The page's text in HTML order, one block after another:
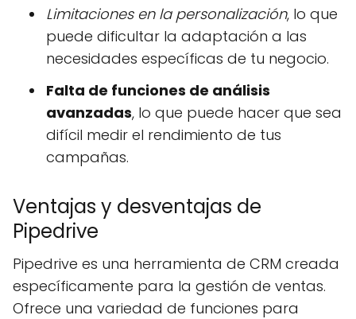
Limitaciones en la personalización, lo que
puede dificultar la adaptación a las
necesidades específicas de tu negocio.
Falta de funciones de análisis
avanzadas, lo que puede hacer que sea
difícil medir el rendimiento de tus
campañas.
Ventajas y desventajas de
Pipedrive
Pipedrive es una herramienta de CRM creada
específicamente para la gestión de ventas.
Ofrece una variedad de funciones para